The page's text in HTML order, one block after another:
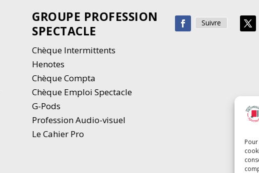
GROUPE PROFESSION
SPECTACLE
Chèque Intermittents
Henotes
Chèque Compta
Chèque Emploi Spectacle
G-Pods
Profession Audio-visuel
Le Cahier Pro
Suivre